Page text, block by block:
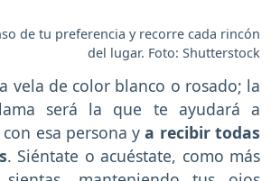
de tu preferencia y recorre cada rincón
del lugar. Foto: Shutterstock
vela de color blanco o rosado; la
será la que te ayudará a
esa persona y a recibir todas
. Siéntate o acuéstate, como más